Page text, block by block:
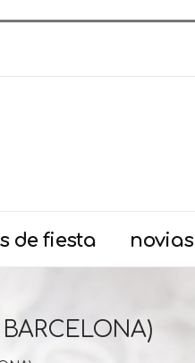
de fiesta novias
BARCELONA)